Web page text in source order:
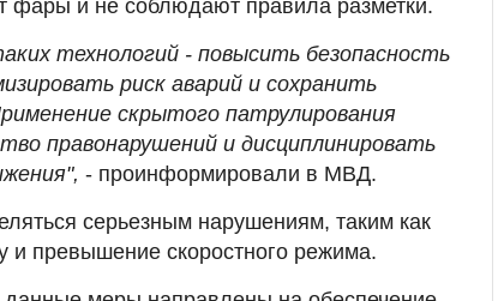
фары и не соблюдают правила разметки.
технологий - повысить безопасность
риск аварий и сохранить
скрытого патрулирования
правонарушений и дисциплинировать
- проинформировали в МВД.
серьезным нарушениям, таким как
и превышение скоростного режима.